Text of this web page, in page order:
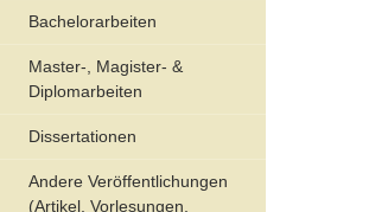
Bachelorarbeiten
Master-, Magister- &
Diplomarbeiten
Dissertationen
Andere Veröffentlichungen
(Artikel, Vorlesungen,